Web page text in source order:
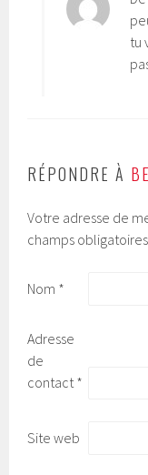
tu
RÉPONDRE À
Votre adresse de
champs
Nom *
Adresse
de
contact*
Site web